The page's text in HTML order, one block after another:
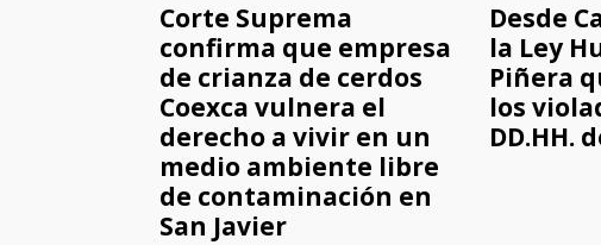
Corte Suprema
confirma que empresa
de crianza de cerdos
Coexca vulnera el
derecho a vivir en un
medio ambiente libre
de contaminación en
San Javier
Desde
la Ley
Piñera
los
DD.HH.